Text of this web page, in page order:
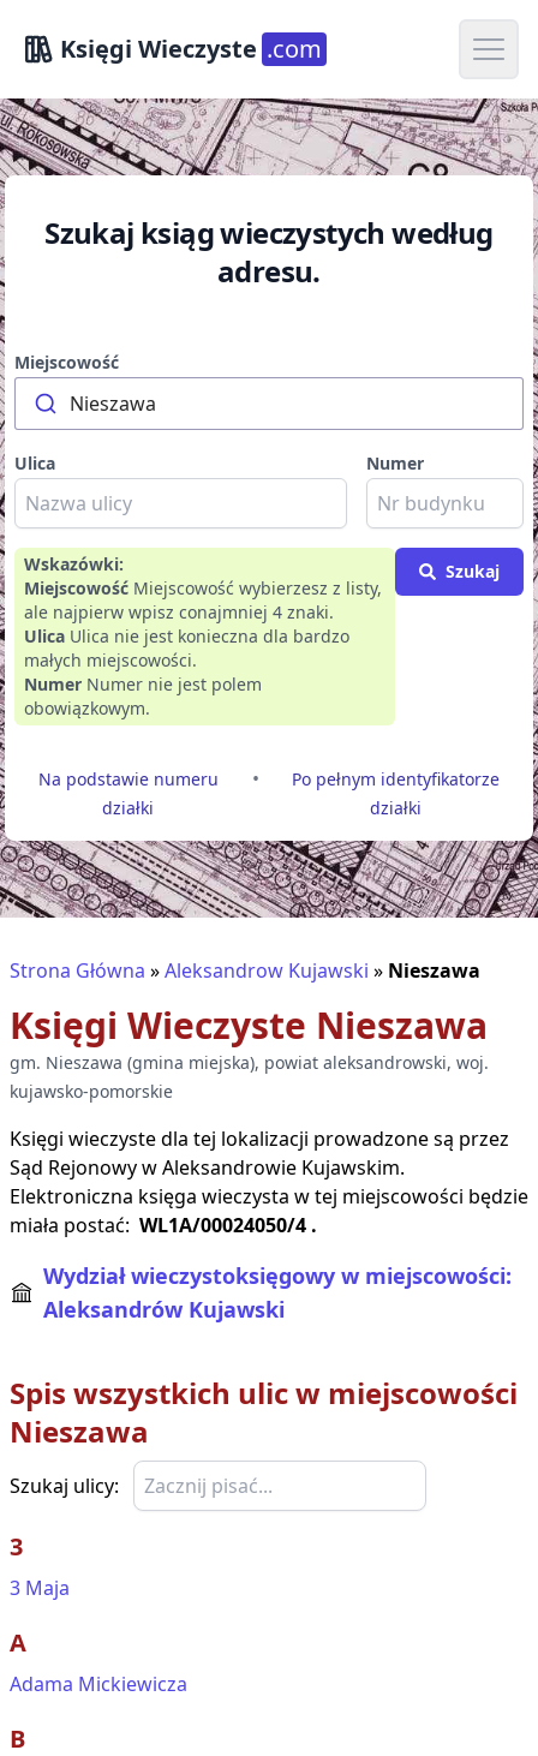
Księgi Wieczyste .com Open
Szukaj ksiąg wieczystych według
adresu.
Miejscowość
Nieszawa
Ulica Numer
Wskazówki:
Miejscowość Miejscowość wybierzesz z listy,
ale najpierw wpisz conajmniej 4 znaki.
Ulica Ulica nie jest konieczna dla bardzo
małych miejscowości.
Numer Numer nie jest polem
obowiązkowym.
Szukaj
Na podstawie numeru
działki
•
Po pełnym identyfikatorze
działki
Strona Główna »Aleksandrow Kujawski » Nieszawa
Księgi Wieczyste Nieszawa
gm. Nieszawa (gmina miejska), powiat aleksandrowski, woj.
kujawsko-pomorskie
Księgi wieczyste dla tej lokalizacji prowadzone są przez
Sąd Rejonowy wAleksandrowie Kujawskim.
Elektroniczna księga wieczysta w tej miejscowości będzie
miała postać: WL1A/00024050/4 .
Wydział wieczystoksięgowy w miejscowości:
Aleksandrów Kujawski
Spis wszystkich ulic w miejscowości
Nieszawa
Szukaj ulicy:
3
3 Maja
A
Adama Mickiewicza
B